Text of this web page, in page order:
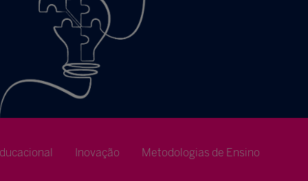
Inovação Metodologias de Ensino